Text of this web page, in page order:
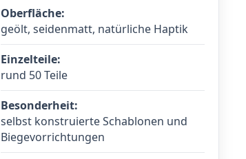
Oberfläche:
geölt, seidenmatt, natürliche Haptik
Einzelteile:
rund 50 Teile
Besonderheit:
selbst konstruierte Schablonen und
Biegevorrichtungen